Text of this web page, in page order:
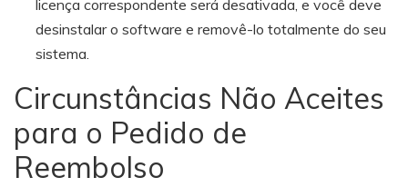
licença correspondente será desativada, e você deve
desinstalar o software e removê-lo totalmente do seu
sistema.
Circunstâncias Não Aceites
para o Pedido de
Reembolso